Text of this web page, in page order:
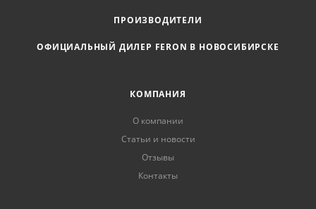
ПРОИЗВОДИТЕЛИ
ОФИЦИАЛЬНЫЙ ДИЛЕР FERON В НОВОСИБИРСКЕ
КОМПАНИЯ
О компании
Статьи и новости
Отзывы
Контакты